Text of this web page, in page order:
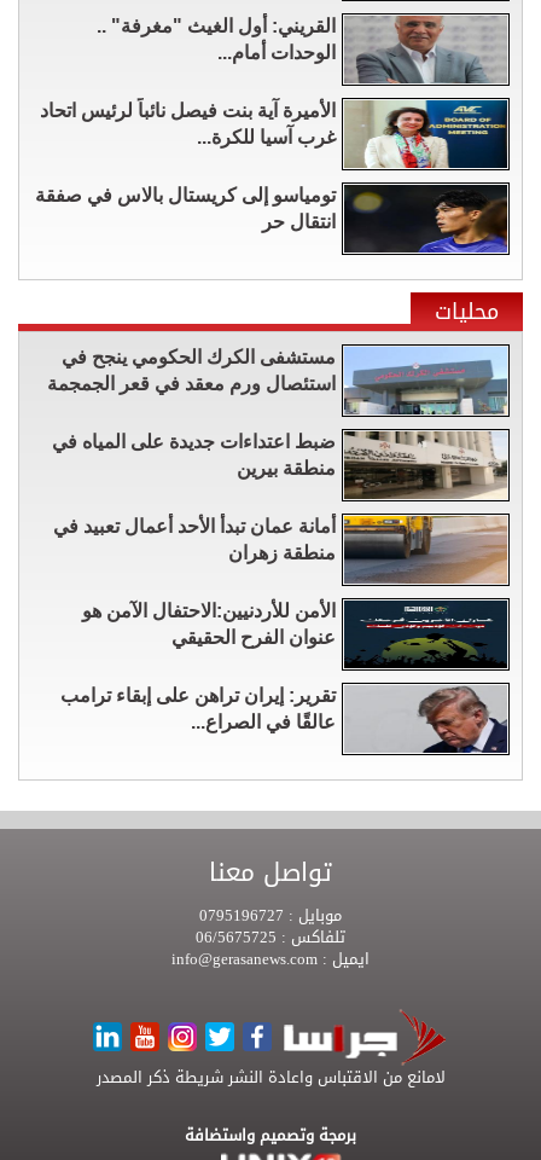
القريني: أول الغيث "مغرفة" ..
الوحدات أمام...
الأميرة آية بنت فيصل نائباً لرئيس اتحاد
غرب آسيا للكرة...
تومياسو إلى كريستال بالاس في صفقة
انتقال حر
محليات
مستشفى الكرك الحكومي ينجح في
استئصال ورم معقد في قعر الجمجمة
ضبط اعتداءات جديدة على المياه في
منطقة بيرين
أمانة عمان تبدأ الأحد أعمال تعبيد في
منطقة زهران
الأمن للأردنيين:الاحتفال الآمن هو
عنوان الفرح الحقيقي
تقرير: إيران تراهن على إبقاء ترامب
عالقًا في الصراع...
تواصل معنا
موبايل :
تلفاكس :
ايميل :
لامانع من الاقتباس واعادة النشر شريطة ذكر المصدر
برمجة وتصميم واستضافة